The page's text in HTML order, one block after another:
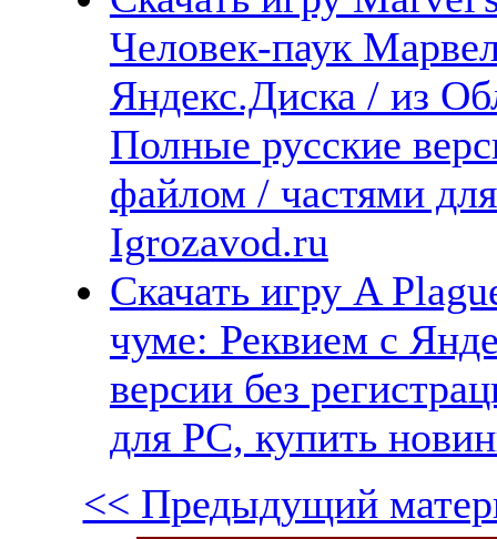
Человек-паук
Яндекс.Диска / из
Полные русские
файлом / частями
Igrozavod.ru
Скачать игру A
чуме: Реквием с
версии без
для PC, купить
<< Предыдущий